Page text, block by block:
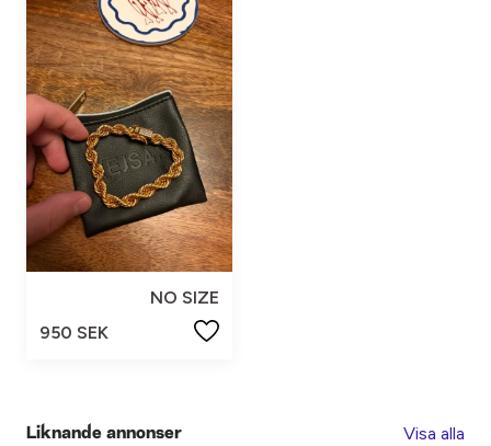
NO SIZE
950 SEK
Liknande annonser Visa alla